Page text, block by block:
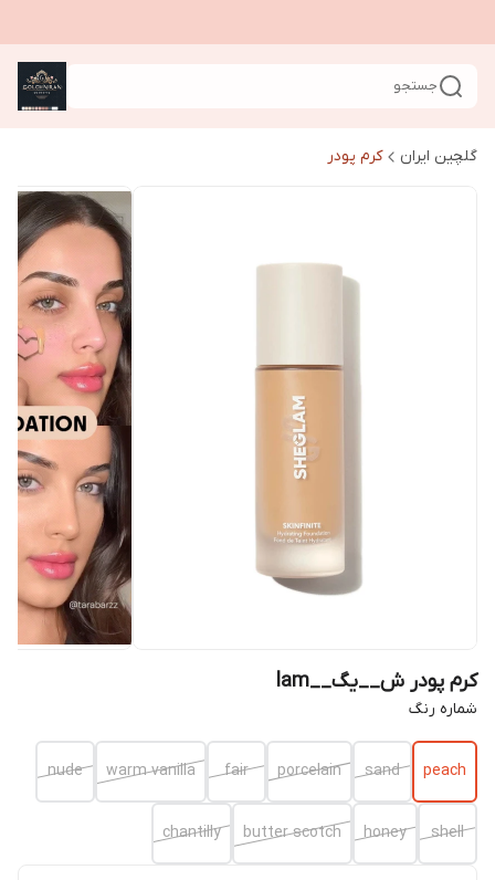
جستجو
گلچین ایران کرم پودر
کرم پودر ش__یگ__lam
شماره رنگ
peach
sand
porcelain
fair
warm vanilla
nude
shell
honey
butter scotch
chantilly